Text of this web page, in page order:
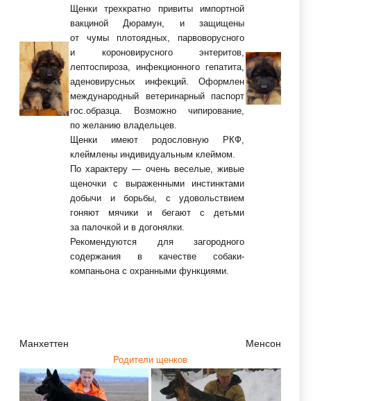
Щенки трехкратно привиты импортной
вакциной Дюрамун, и защищены
от чумы плотоядных, парвоворусного
и короновирусного энтеритов,
лептоспироза, инфекционного гепатита,
аденовирусных инфекций. Оформлен
международный ветеринарный паспорт
гос.образца. Возможно чипирование,
по желанию владельцев.
Щенки имеют родословную РКФ,
клеймлены индивидуальным клеймом.
По характеру — очень веселые, живые
щеночки с выраженными инстинктами
добычи и борьбы, с удовольствием
гоняют мячики и бегают с детьми
за палочкой и в догонялки.
Рекомендуются для загородного
содержания в качестве собаки-
компаньона с охранными функциями.
Манхеттен Менсон
Родители щенков